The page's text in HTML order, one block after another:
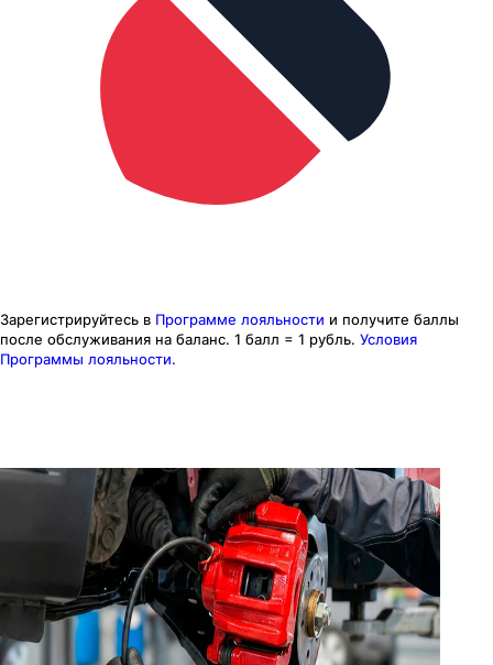
Зарегистрируйтесь в Программе лояльности и получите баллы
после обслуживания на баланс. 1 балл = 1 рубль. Условия
Программы лояльности.